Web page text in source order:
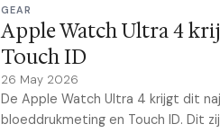
GEAR
Apple Watch Ultra 4
Touch ID
26 May 2026
De Apple Watch Ultra 4 krijgt dit
bloeddrukme­ting en Touch ID. Dit